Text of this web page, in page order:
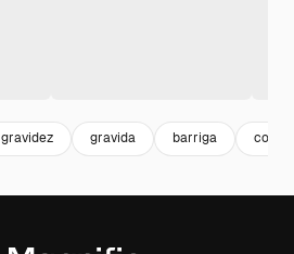
gravidez gravida barriga corpo